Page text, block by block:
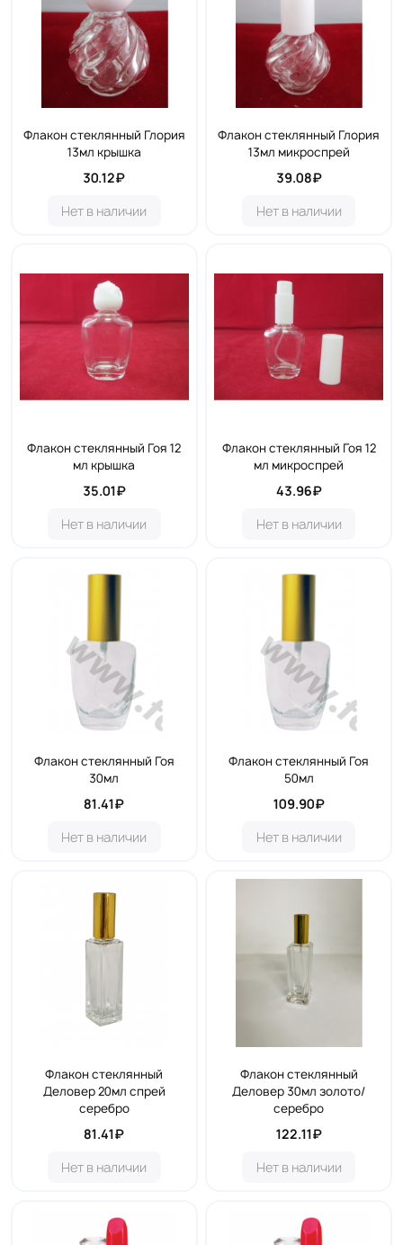
Флакон стеклянный Глория
13мл крышка
30.12₽
Нет в наличии
Флакон стеклянный Глория
13мл микроспрей
39.08₽
Нет в наличии
Флакон стеклянный Гоя 12
мл крышка
35.01₽
Нет в наличии
Флакон стеклянный Гоя 12
мл микроспрей
43.96₽
Нет в наличии
Флакон стеклянный Гоя
30мл
81.41₽
Нет в наличии
Флакон стеклянный Гоя
50мл
109.90₽
Нет в наличии
Флакон стеклянный
Деловер 20мл спрей
серебро
81.41₽
Нет в наличии
Флакон стеклянный
Деловер 30мл золото/
серебро
122.11₽
Нет в наличии